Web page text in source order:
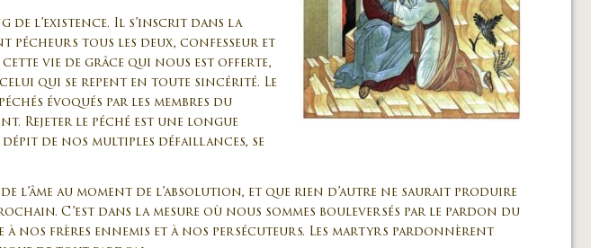
de l’existence. Il s’inscrit dans la
pécheurs tous les deux, confesseur et
cette vie de grâce qui nous est offerte,
qui se repent en toute sincérité. Le
évoqués par les membres du
Rejeter le péché est une longue
de nos multiples défaillances, se
l’âme au moment de l’absolution, et que rien d’autre ne saurait produire
C’est dans la mesure où nous sommes bouleversés par le pardon du
à nos frères ennemis et à nos persécuteurs. Les martyrs pardonnèrent